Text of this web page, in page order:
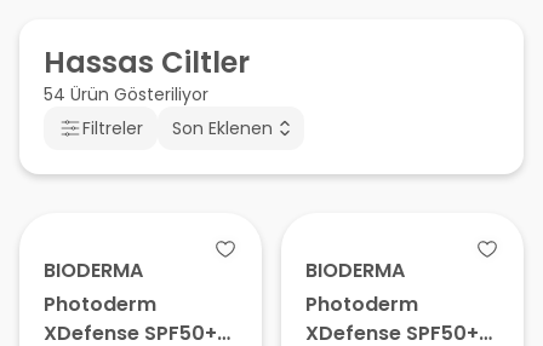
Hassas Ciltler
54 Ürün Gösteriliyor
Filtreler
Son Eklenen
BIODERMA
Photoderm
XDefense SPF50+
BIODERMA
Photoderm
XDefense SPF50+